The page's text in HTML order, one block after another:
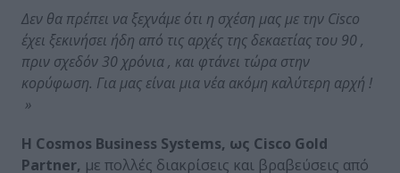
Δεν θα πρέπει να ξεχνάμε ότι η σχέση μας με την Cisco
έχει ξεκινήσει ήδη από τις αρχές της δεκαετίας του 90 ,
πριν σχεδόν 30 χρόνια , και φτάνει τώρα στην
κορύφωση. Για μας είναι μια νέα ακόμη καλύτερη αρχή !
»
Η Cosmos Business Systems, ως Cisco Gold
Partner, με πολλές διακρίσεις και βραβεύσεις από